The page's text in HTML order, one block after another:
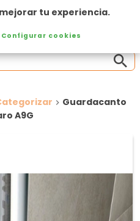
Guardacanto
A9G
tu experiencia.
Configurar cookies